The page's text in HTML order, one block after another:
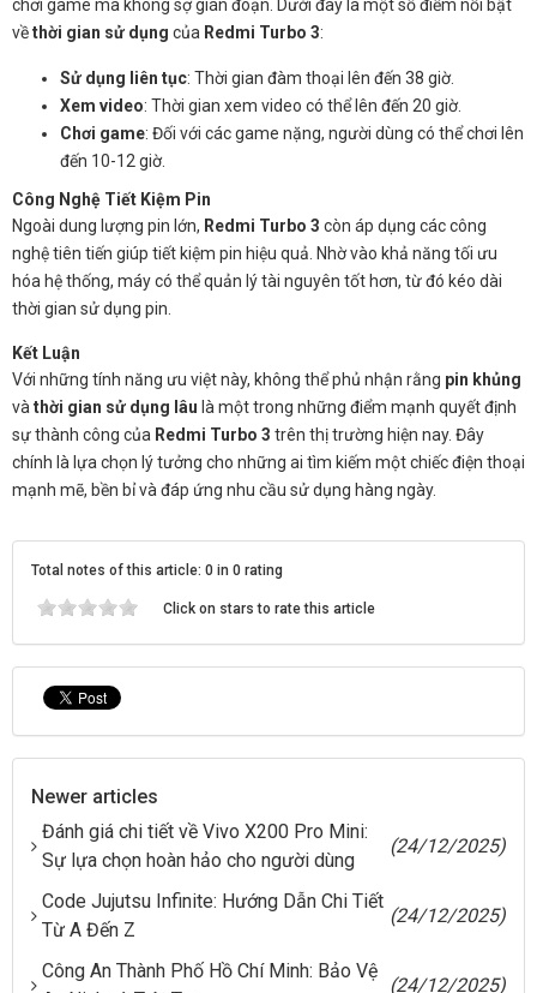
chơi game mà không sợ gián đoạn. Dưới đây là một số điểm nổi bật
vềthời gian sử dụng của Redmi Turbo 3:
Sử dụng liên tục: Thời gian đàm thoại lên đến 38 giờ.
Xem video: Thời gian xem video có thể lên đến 20 giờ.
Chơi game: Đối với các game nặng, người dùng có thể chơi lên
đến 10-12 giờ.
Công Nghệ Tiết Kiệm Pin
Ngoài dung lượng pin lớn, Redmi Turbo 3 còn áp dụng các công
nghệ tiên tiến giúp tiết kiệm pin hiệu quả. Nhờ vào khả năng tối ưu
hóa hệ thống, máy có thể quản lý tài nguyên tốt hơn, từ đó kéo dài
thời gian sử dụng pin.
Kết Luận
Với những tính năng ưu việt này, không thể phủ nhận rằng pin khủng
và thời gian sử dụng lâu là một trong những điểm mạnh quyết định
sự thành công của Redmi Turbo 3 trên thị trường hiện nay. Đây
chính là lựa chọn lý tưởng cho những ai tìm kiếm một chiếc điện thoại
mạnh mẽ, bền bỉ và đáp ứng nhu cầu sử dụng hàng ngày.
Total notes of this article: 0 in 0 rating
Click on stars to rate this article
Newer articles
Đánh giá chi tiết về Vivo X200 Pro Mini:
Sự lựa chọn hoàn hảo cho người dùng
(24/12/2025)
Code Jujutsu Infinite: Hướng Dẫn Chi Tiết
Từ A Đến Z
(24/12/2025)
Công An Thành Phố Hồ Chí Minh: Bảo Vệ
(24/12/2025)